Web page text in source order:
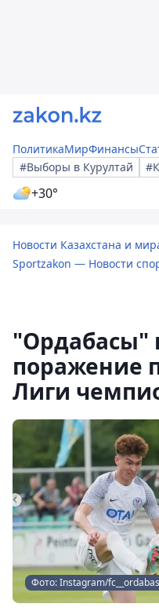
ПолитикаМирФинансы
#Выборы в Курултай
+30°
Новости Казахстана и
Sportzakon — Новости
"Ордабасы"
поражение
Лиги
Фото: Instagram/